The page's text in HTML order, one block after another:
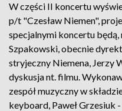
W części II koncertu
p/t "Czesław Niemen",
specjalnymi koncertu będą,
Szpakowski, obecnie
stryjeczny Niemena, Jerzy
dyskusja nt. filmu.
zespół muzyczny w
keyboard, Paweł Grzesiuk